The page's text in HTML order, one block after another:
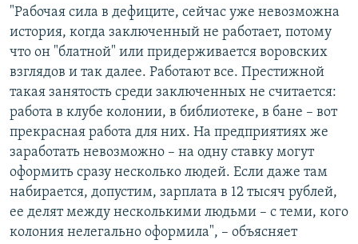
"Рабочая сила в дефиците, сейчас уже невозможна
история, когда заключенный не работает, потому
что он "блатной" или придерживается воровских
взглядов и так далее. Работают все. Престижной
такая занятость среди заключенных не считается:
работа в клубе колонии, в библиотеке, в бане – вот
прекрасная работа для них. На предприятиях же
заработать невозможно – на одну ставку могут
оформить сразу несколько людей. Если даже там
набирается, допустим, зарплата в 12 тысяч рублей,
ее делят между несколькими людьми – с теми, кого
колония нелегально оформила", – объясняет